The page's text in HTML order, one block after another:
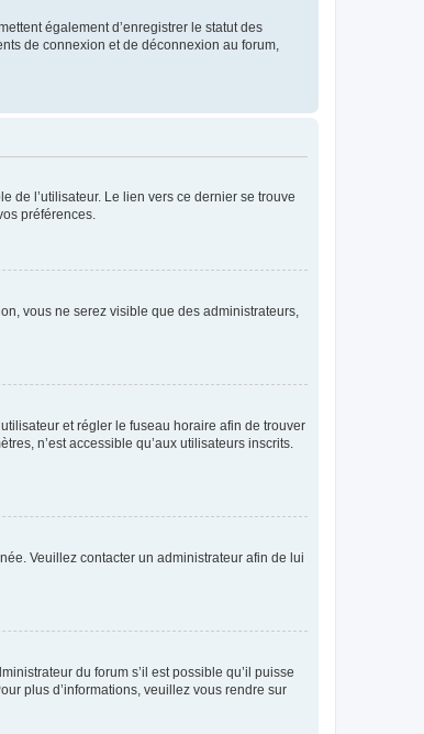
également d’enregistrer le statut des
de connexion et de déconnexion au forum,
de l’utilisateur. Le lien vers ce dernier se trouve
préférences.
vous ne serez visible que des administrateurs,
et régler le fuseau horaire afin de trouver
n’est accessible qu’aux utilisateurs inscrits.
Veuillez contacter un administrateur afin de lui
du forum s’il est possible qu’il puisse
plus d’informations, veuillez vous rendre sur